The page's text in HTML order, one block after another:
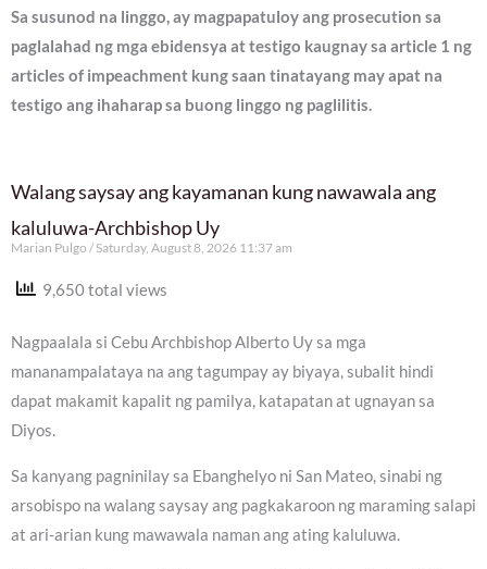
Sa susunod na linggo, ay magpapatuloy ang prosecution sa
paglalahad ng mga ebidensya at testigo kaugnay sa article 1 ng
articles of impeachment kung saan tinatayang may apat na
testigo ang ihaharap sa buong linggo ng paglilitis.
Walang saysay ang kayamanan kung nawawala ang
kaluluwa-Archbishop Uy
Marian Pulgo Saturday, August 8, 2026 11:37 am
9,650 total views
Nagpaalala si Cebu Archbishop Alberto Uy sa mga
mananampalataya na ang tagumpay ay biyaya, subalit hindi
dapat makamit kapalit ng pamilya, katapatan at ugnayan sa
Diyos.
Sa kanyang pagninilay sa Ebanghelyo ni San Mateo, sinabi ng
arsobispo na walang saysay ang pagkakaroon ng maraming salapi
at ari-arian kung mawawala naman ang ating kaluluwa.